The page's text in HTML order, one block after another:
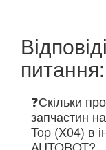
питання:
❓Скільки
запчастин
Top (X04) в